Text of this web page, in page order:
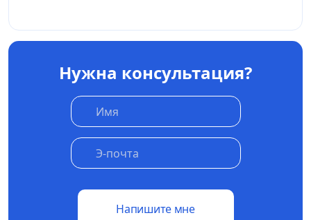
Нужна консультация?
Напишите мне